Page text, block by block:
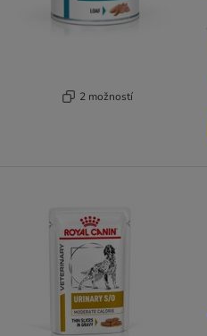
2 možností